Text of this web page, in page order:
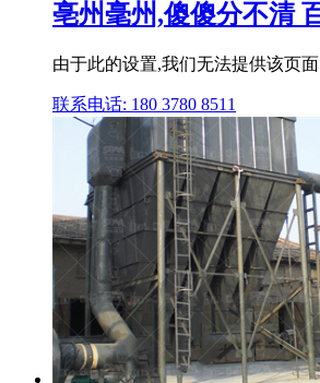
亳州毫州,傻傻分不清
由于此的设置,我们无法提供该页面
联系电话: 180 3780 8511